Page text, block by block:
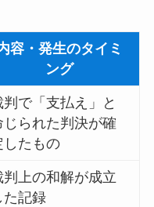
容・発生のタイミ
ング
判で「支払え」と
じられた判決が確
したもの
判上の和解が成立
た記録